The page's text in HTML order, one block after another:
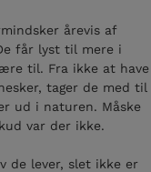
årevis af
får lyst til mere i
til. Fra ikke at have
tager de med til
ud i naturen. Måske
var der ikke.
de lever, slet ikke er